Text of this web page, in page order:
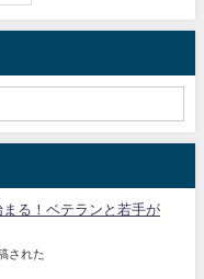
る！ベテランと若手が
された